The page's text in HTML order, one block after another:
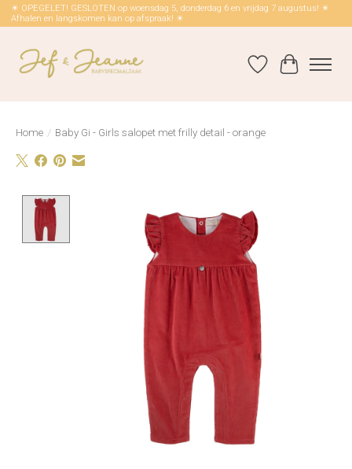
☀ OPEGELET! GESLOTEN op woensdag 5, donderdag 6 en vrijdag 7 augustus! ☀
Afhalen en langskomen kan op afspraak! ☀
Verlanglijst
Home / Baby Gi - Girls salopet met frilly detail - orange